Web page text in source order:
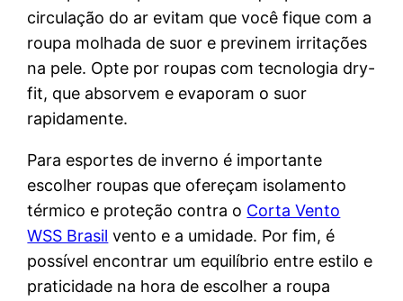
circulação do ar evitam que você fique com a
roupa molhada de suor e previnem irritações
na pele. Opte por roupas com tecnologia dry-
fit, que absorvem e evaporam o suor
rapidamente.
Para esportes de inverno é importante
escolher roupas que ofereçam isolamento
térmico e proteção contra o Corta Vento
WSS Brasil vento e a umidade. Por fim, é
possível encontrar um equilíbrio entre estilo e
praticidade na hora de escolher a roupa